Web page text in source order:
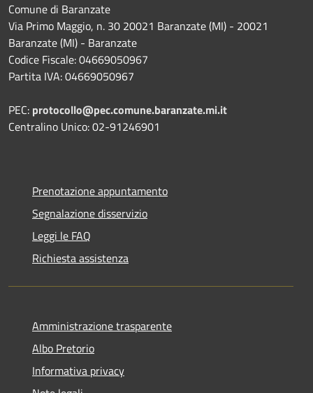
Comune di Baranzate
Via Primo Maggio, n. 30 20021 Baranzate (MI) - 20021
Baranzate (MI) - Baranzate
Codice Fiscale: 04669050967
Partita IVA: 04669050967
PEC: protocollo@pec.comune.baranzate.mi.it
Centralino Unico: 02-91246901
Prenotazione appuntamento
Segnalazione disservizio
Leggi le FAQ
Richiesta assistenza
Amministrazione trasparente
Albo Pretorio
Informativa privacy